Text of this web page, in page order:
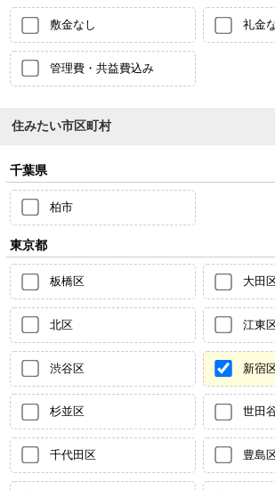
敷金なし 礼金
管理費・共益費込み
住みたい市区町村
千葉県
柏市
東京都
板橋区 大田
北区 江東
渋谷区 新宿
杉並区 世田
千代田区 豊島